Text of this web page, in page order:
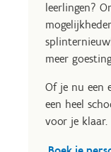
leerlingen?
meer
Of je nu een
een heel
voor je klaar.